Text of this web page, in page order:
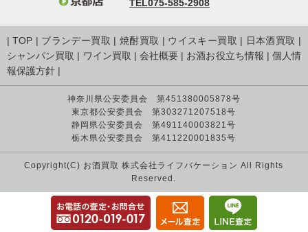
TEL075-585-2908
|TOP | ブランデー買取 | 焼酎買取 | ウイスキー買取 | 日本酒買取 |
シャンパン買取 | ワイン買取 | 会社概要 | お酒お役立ち情報 | 個人情
報保護方針 |
神奈川県公安委員会 第451380005878号
東京都公安委員会 第303271207518号
静岡県公安委員会 第491140003821号
栃木県公安委員会 第411220001835号
Copyright(C) お酒買取 株式会社ライフバケーション All Rights
Reserved.